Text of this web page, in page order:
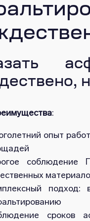
:
опыт
соблюдение
подход:
сроков